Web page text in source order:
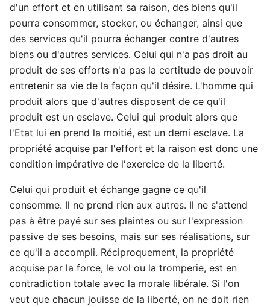
d'un effort et en utilisant sa raison, des biens qu'il
pourra consommer, stocker, ou échanger, ainsi que
des services qu'il pourra échanger contre d'autres
biens ou d'autres services. Celui qui n'a pas droit au
produit de ses efforts n'a pas la certitude de pouvoir
entretenir sa vie de la façon qu'il désire. L'homme qui
produit alors que d'autres disposent de ce qu'il
produit est un esclave. Celui qui produit alors que
l'Etat lui en prend la moitié, est un demi esclave. La
propriété acquise par l'effort et la raison est donc une
condition impérative de l'exercice de la liberté.
Celui qui produit et échange gagne ce qu'il
consomme. Il ne prend rien aux autres. Il ne s'attend
pas à être payé sur ses plaintes ou sur l'expression
passive de ses besoins, mais sur ses réalisations, sur
ce qu'il a accompli. Réciproquement, la propriété
acquise par la force, le vol ou la tromperie, est en
contradiction totale avec la morale libérale. Si l'on
veut que chacun jouisse de la liberté, on ne doit rien